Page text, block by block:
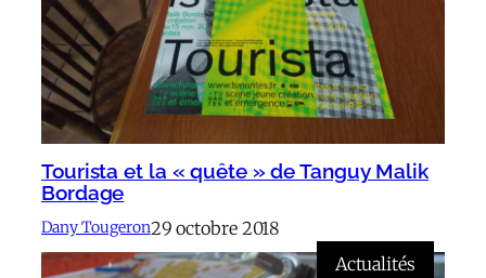
Tourista et la « quête » de Tanguy Malik
Bordage
Dany Tougeron29 octobre 2018
Actualités